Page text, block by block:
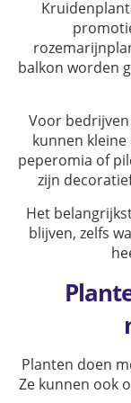
balkon worden
Voor
kunnen
peperomia of
zijn
Het
blijven, zelfs
Planten doen
Ze kunnen ook